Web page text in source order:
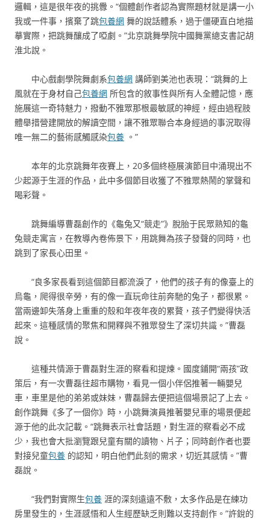
邏輯，這是很年夜的挑釁。“個體創作者認為實際題材就是講一小
我或一件事，擯棄了跳包養網 舞的說話體系，過于僵硬直白地描
摹實際，把跳舞釀成了啞劇。”北京跳舞學院中國舞黨總支書記胡
淮北說。
中心戲劇學院舞劇系包養網 講師劉美池也表現：“跳舞的上
風就在于身材自己包養網 所包含的敘事性與所有人全體記憶，應
施展這一奇特魅力，撥動不雅眾那根最敏感的神經，經由過程肢
體舉措營建開放的解讀空間，讓不雅眾聯合本身經過的事況取得
唯一無二的藝術感觸感染包養 。”
本年的北京跳舞年夜賽上，20多個終極展演節目中涌現出不
少起源于生涯的作品，此中多個節目收獲了不雅眾熱鬧的掌聲和
喝彩聲。
跳舞編導曹磊創作的《龜兔又“競走”》脫胎于民眾熟知的龜
兔競走寓言，在教導內卷佈景下，用跳舞為孩子發聲的同時，也
跳到了家長心田里。
“良多家長看到這個節目都流淚了，他們的孩子有的像臺上的
烏龜，爬得很辛勞，有的像一直玩命往前奔馳的兔子，都很累。
當兩邊卸失落身上重重的殼和年夜年夜的累贅，孩子們變得快活
起來。這種感情的聚焦和開釋與不雅眾發生了深切共識。”曹磊
說。
這種共情源于曹磊對生涯的察看和提煉。國度鋪開“兩孩”政
策后，有一次曹磊往超市購物，看見一個小伴侶推著一輛嬰兒
車，車里是他的弟弟或妹妹，曹磊歸去便把這個場景記了上去。
創作跳舞《多了一個你》時，小跳舞演員推著嬰兒車的場景便起
源于他的此次記載。“跳舞表示社會話題，對生涯的察看必不成
少，我也會大批瀏覽跟兒童有關的讀物、片子；同時創作者也要
對接兒童包養 的認知，明白他們此刻的需求，切近其感情。”曹
磊說。
“我們對實際生包養 涯的深刻遠遠不敷，太多作品是在練功
房里發生的，生涯感悟和人生經歷缺乏則難以支持創作。”許銳的